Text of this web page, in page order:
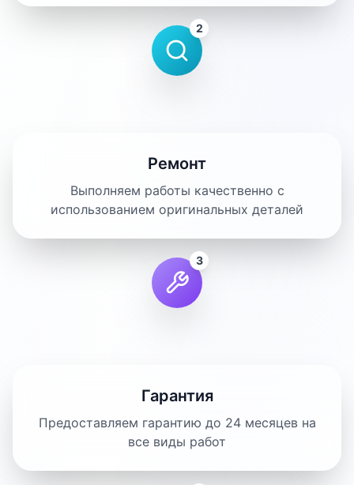
2
Ремонт
Выполняем работы качественно с
использованием оригинальных деталей
3
Гарантия
Предоставляем гарантию до 24 месяцев на
все виды работ